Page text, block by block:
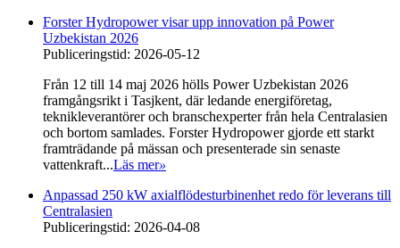
Forster Hydropower visar upp innovation på Power
Uzbekistan 2026
Publiceringstid: 2026-05-12
Från 12 till 14 maj 2026 hölls Power Uzbekistan 2026
framgångsrikt i Tasjkent, där ledande energiföretag,
teknikleverantörer och branschexperter från hela Centralasien
och bortom samlades. Forster Hydropower gjorde ett starkt
framträdande på mässan och presenterade sin senaste
vattenkraft...Läs mer»
Anpassad 250 kW axialflödesturbinenhet redo för leverans till
Centralasien
Publiceringstid: 2026-04-08